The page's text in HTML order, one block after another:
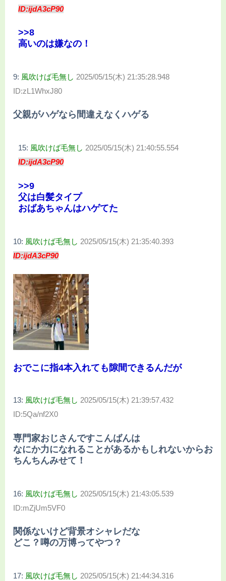
ID:ijdA3cP90
>>8
高いのは嫌なの！
9: 風吹けば毛無し 2025/05/15(木) 21:35:28.948
ID:zL1WhxJ80
父親がハゲなら間違えなくハゲる
15: 風吹けば毛無し 2025/05/15(木) 21:40:55.554
ID:ijdA3cP90
>>9
父は白髪タイプ
おばあちゃんはハゲてた
10: 風吹けば毛無し 2025/05/15(木) 21:35:40.393
ID:ijdA3cP90
おでこに指4本入れても隙間できるんだが
13: 風吹けば毛無し 2025/05/15(木) 21:39:57.432
ID:5Qa/nf2X0
専門家おじさんですこんばんは
なにか力になれることがあるかもしれないからお
ちんちんみせて！
16: 風吹けば毛無し 2025/05/15(木) 21:43:05.539
ID:mZjUm5VF0
関係ないけど背景オシャレだな
どこ？噂の万博ってやつ？
17: 風吹けば毛無し 2025/05/15(木) 21:44:34.316